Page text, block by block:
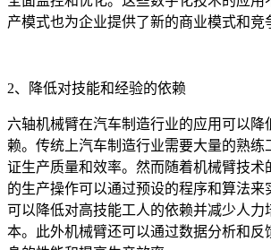
产模式也为企业提供了新的商业模式和竞
2、降低对技能和经验的依赖
六轴机械臂在汽车制造行业的应用可以降
赖。传统上汽车制造行业需要大量的熟练
证生产质量和效率。然而随着机械臂技术
的生产操作可以通过预设的程序和算法来
可以降低对高技能工人的依赖并减少人力
本。此外机械臂还可以通过数据分析和反